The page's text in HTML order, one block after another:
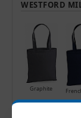
WESTFORD
Graphite